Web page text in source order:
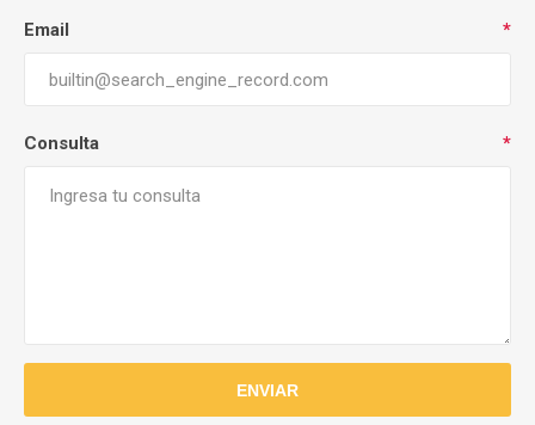
Email *
Consulta *